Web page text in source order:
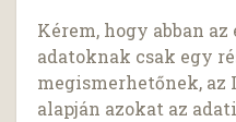
Kérem, hogy abban
adatoknak csak egy
megismerhetőnek, az
alapján azokat az